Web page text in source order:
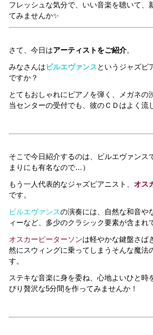
フレッシュな気分で、いい音楽を聴いて、
てみませんか✨
さて、今日はアーティストをご紹介。
みなさんはビルエヴァンスというジャズピ
ですか？
とてもおしゃれにピアノを弾く、メガネの
当センターの受付でも、彼のＣＤはよく流
そこで今日紹介するのは、ビルエヴァンス
まりにも有名なので…）
もう一人代表的なジャズピアニスト、 オス
です。
ビルエヴァンスの演奏には、自然な和音や
ィーなど、多少のクラシック要素が含まれ
オスカーピーターソンは軽やかな鍵盤さば
然にスウィングに乗ってしまうそんな魔法
す。
ステキな音楽に身を委ね、心地よいひと時
ぴり贅沢な5分間を作ってみませんか！